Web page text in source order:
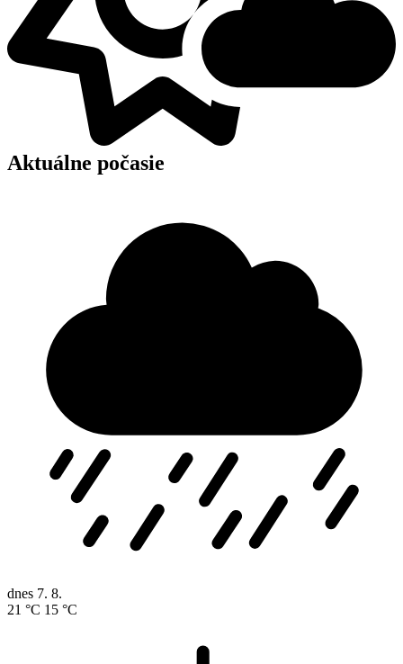
Aktuálne počasie
dnes 7. 8.
21 °C 15 °C